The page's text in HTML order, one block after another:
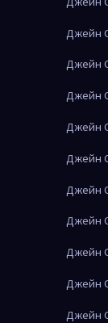
Джейн
Джейн
Джейн
Джейн
Джейн
Джейн
Джейн
Джейн
Джейн
Джейн